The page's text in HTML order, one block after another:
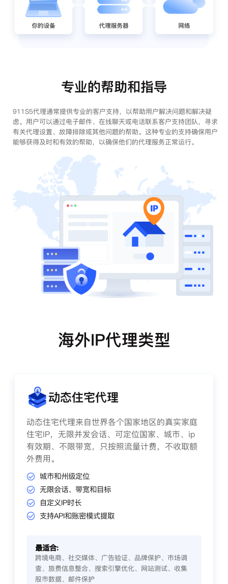
专业的帮助和指导
911S5代理通常提供专业的客户支持，以帮助用户解决问题和解决疑
虑。用户可以通过电子邮件、在线聊天或电话联系客户支持团队，寻求
有关代理设置、故障排除或其他问题的帮助。这种专业的支持确保用户
能够获得及时和有效的帮助，以确保他们的代理服务正常运行。
海外IP代理类型
动态住宅代理
动态住宅代理来自世界各个国家地区的真实家庭
住宅IP，无限并发会话、可定位国家、城市、ip
有效期、不限带宽，只按照流量计费，不收取额
外费用。
城市和州级定位
无限会话、带宽和目标
自定义IP时长
支持API和账密模式提取
最适合:
跨境电商、社交媒体、广告验证、品牌保护、市场调
查、旅费信息整合、搜索引擎优化、网站测试、收集
股市数据、邮件保护